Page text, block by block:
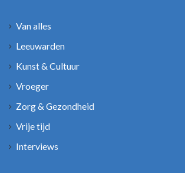
Van alles
Leeuwarden
Kunst & Cultuur
Vroeger
Zorg & Gezondheid
Vrije tijd
Interviews